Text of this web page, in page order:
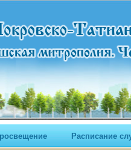
Расписание